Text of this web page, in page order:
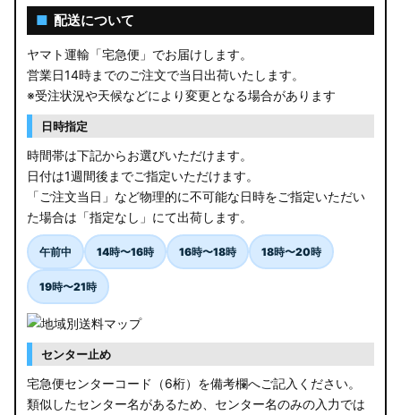
■ 配送について
ヤマト運輸「宅急便」でお届けします。
営業日14時までのご注文で当日出荷いたします。
※受注状況や天候などにより変更となる場合があります
日時指定
時間帯は下記からお選びいただけます。
日付は1週間後までご指定いただけます。
「ご注文当日」など物理的に不可能な日時をご指定いただい
た場合は「指定なし」にて出荷します。
午前中 14時〜16時 16時〜18時 18時〜20時
19時〜21時
センター止め
宅急便センターコード（6桁）を備考欄へご記入ください。
類似したセンター名があるため、センター名のみの入力では